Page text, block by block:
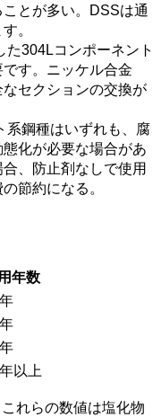
とが多い。DSSは通
。
た304Lコンポーネント
す。ニッケル合金
セクションの交換が
系鋼種はいずれも、腐
化が必要な場合があ
、防止剤なしで使用
節約になる。
年数
以上
れらの数値は塩化物